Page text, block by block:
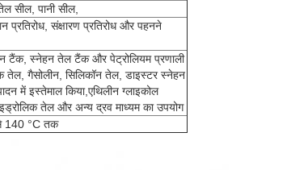
सील, पानी सील,
प्रतिरोध, संक्षारण प्रतिरोध और पहनने
टैंक, स्नेहन तेल टैंक और पेट्रोलियम प्रणाली
तेल, गैसोलीन, सिलिकॉन तेल, डाइस्टर स्नेहन
में इस्तेमाल किया,एथिलीन ग्लाइकोल
तेल और अन्य द्रव माध्यम का उपयोग
140 °C तक